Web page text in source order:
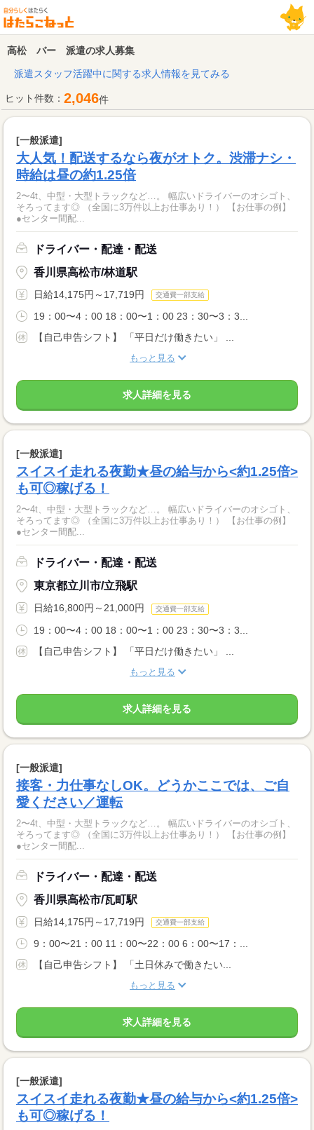
高松 バー 派遣の求人募集
派遣スタッフ活躍中に関する求人情報を見てみる
ヒット件数： 2,046件
[一般派遣]
大人気！配送するなら夜がオトク。渋滞ナシ・
時給は昼の約1.25倍
2〜4t、中型・大型トラックなど…。 幅広いドライバーのオシゴト、
そろってます◎ （全国に3万件以上お仕事あり！） 【お仕事の例】
●センター間配...
ドライバー・配達・配送
香川県高松市/林道駅
日給14,175円～17,719円 交通費一部支給
19：00〜4：00 18：00〜1：00 23：30〜3：3...
【自己申告シフト】 「平日だけ働きたい」 ...
もっと見る
求人詳細を見る
[一般派遣]
スイスイ走れる夜勤★昼の給与から<約1.25倍>
も可◎稼げる！
2〜4t、中型・大型トラックなど…。 幅広いドライバーのオシゴト、
そろってます◎ （全国に3万件以上お仕事あり！） 【お仕事の例】
●センター間配...
ドライバー・配達・配送
東京都立川市/立飛駅
日給16,800円～21,000円 交通費一部支給
19：00〜4：00 18：00〜1：00 23：30〜3：3...
【自己申告シフト】 「平日だけ働きたい」 ...
もっと見る
求人詳細を見る
[一般派遣]
接客・力仕事なしOK。どうかここでは、ご自
愛ください／運転
2〜4t、中型・大型トラックなど…。 幅広いドライバーのオシゴト、
そろってます◎ （全国に3万件以上お仕事あり！） 【お仕事の例】
●センター間配...
ドライバー・配達・配送
香川県高松市/瓦町駅
日給14,175円～17,719円 交通費一部支給
9：00〜21：00 11：00〜22：00 6：00〜17：...
【自己申告シフト】 「土日休みで働きたい...
もっと見る
求人詳細を見る
[一般派遣]
スイスイ走れる夜勤★昼の給与から<約1.25倍>
も可◎稼げる！